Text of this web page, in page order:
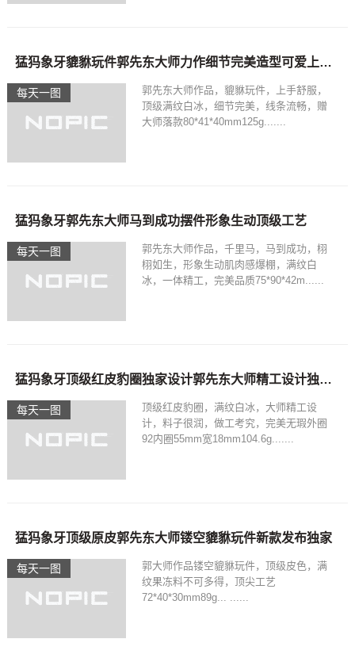
每天一图
猛犸象牙貔貅玩件郭先东大师力作细节完美造型可爱上手舒服
郭先东大师作品，貔貅玩件，上手舒服，
顶级满纹白冰，细节完美，线条流畅，赠
大师落款80*41*40mm125g.......
每天一图
猛犸象牙郭先东大师马到成功摆件形象生动顶级工艺
郭先东大师作品，千里马，马到成功，栩
栩如生，形象生动肌肉感爆棚，满纹白
冰，一体精工，完美品质75*90*42m......
每天一图
猛犸象牙顶级红皮豹圈独家设计郭先东大师精工设计独一无二
顶级红皮豹圈，满纹白冰，大师精工设
计，料子很润，做工考究，完美无瑕外圈
92内圈55mm宽18mm104.6g.......
每天一图
猛犸象牙顶级原皮郭先东大师镂空貔貅玩件新款发布独家
郭大师作品镂空貔貅玩件，顶级皮色，满
纹果冻料不可多得，顶尖工艺
72*40*30mm89g... ......